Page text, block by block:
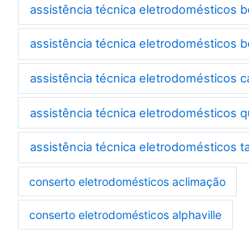
assistência técnica eletrodomésticos
assistência técnica eletrodomésticos
assistência técnica eletrodomésticos
assistência técnica eletrodomésticos
assistência técnica eletrodomésticos
conserto eletrodomésticos aclimação
conserto eletrodomésticos alphaville